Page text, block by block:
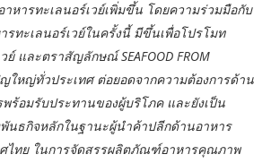
หารทะเลนอร์เวย์เพิ่มขึ้น โดยความร่วมมือกับ
รทะเลนอร์เวย์ในครั้งนี้ มีขึ้นเพื่อโปรโมท
ย์ และตราสัญลักษณ์ SEAFOOD FROM
ญใหญ่ทั่วประเทศ ต่อยอดจากความต้องการด้าน
ร้อมรับประทานของผู้บริโภค และยังเป็น
พันธกิจหลักในฐานะผู้นำค้าปลีกด้านอาหาร
ไทย ในการจัดสรรผลิตภัณฑ์อาหารคุณภาพ